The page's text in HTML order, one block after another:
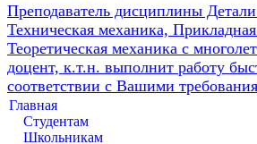
Преподаватель дисциплины
Техническая механика,
Теоретическая механика с
доцент, к.т.н. выполнит работу
соответствии с Вашими
Главная
Студентам
Школьникам